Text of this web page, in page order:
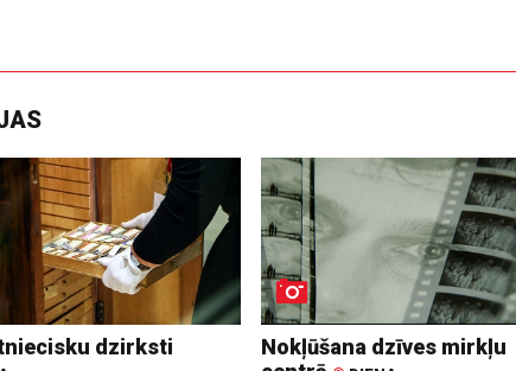
dzirksti
Nokļūšana dzīves mirkļu